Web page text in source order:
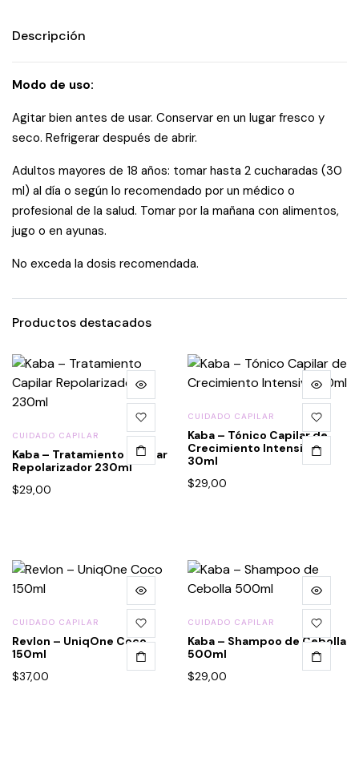
Descripción
Modo de uso:
Agitar bien antes de usar. Conservar en un lugar fresco y
seco. Refrigerar después de abrir.
Adultos mayores de 18 años: tomar hasta 2 cucharadas (30
ml) al día o según lo recomendado por un médico o
profesional de la salud. Tomar por la mañana con alimentos,
jugo o en ayunas.
No exceda la dosis recomendada.
Productos destacados
CUIDADO CAPILAR
Kaba – Tratamiento Capilar
Repolarizador 230ml
$29,00
CUIDADO CAPILAR
Kaba – Tónico Capilar de
Crecimiento Intensivo
30ml
$29,00
CUIDADO CAPILAR
Revlon – UniqOne Coco
150ml
$37,00
CUIDADO CAPILAR
Kaba – Shampoo de Cebolla
500ml
$29,00